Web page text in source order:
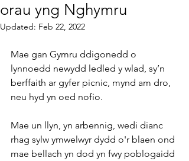
orau yng Nghymru
Updated: Feb 22, 2022
Mae gan Gymru ddigonedd o
lynnoedd newydd ledled y wlad, sy’n
berffaith ar gyfer picnic, mynd am dro,
neu hyd yn oed nofio.
Mae un llyn, yn arbennig, wedi dianc
rhag sylw ymwelwyr dydd o'r blaen ond
mae bellach yn dod yn fwy poblogaidd